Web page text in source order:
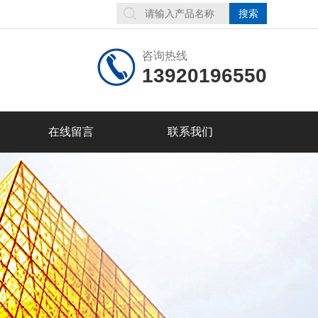
咨询热线
13920196550
在线留言 联系我们